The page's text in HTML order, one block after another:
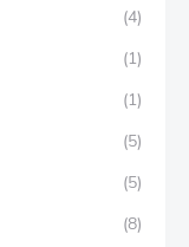
(4)
(1)
(1)
(5)
(5)
(8)